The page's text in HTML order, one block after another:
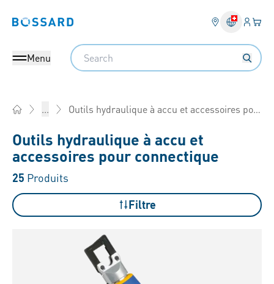
Bossard homepage
Menu
Search
... Outils hydraulique à accu et accessoires pour connectique
Outils hydraulique à accu et
accessoires pour connectique
25 Produits
Filtre